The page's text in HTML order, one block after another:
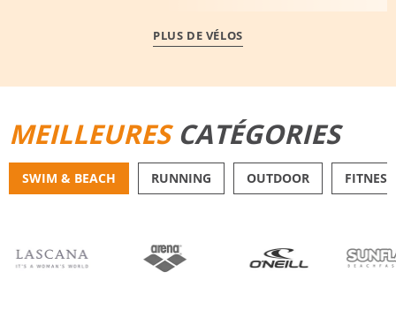
PLUS DE VÉLOS
MEILLEURESCATÉGORIES
SWIM & BEACH RUNNING OUTDOOR FITNESS